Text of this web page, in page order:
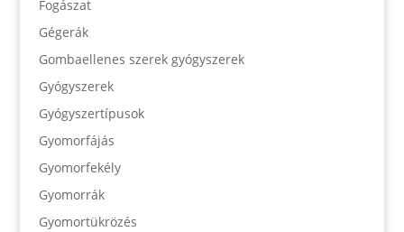
Fogászat
Gégerák
Gombaellenes szerek gyógyszerek
Gyógyszerek
Gyógyszertípusok
Gyomorfájás
Gyomorfekély
Gyomorrák
Gyomortükrözés